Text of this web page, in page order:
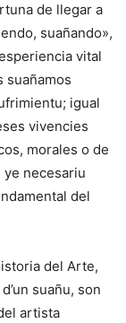
de llegar a
suañando»,
vital
suañamos
igual
vivencies
morales o de
ye necesariu
del
del Arte,
suañu, son
artista